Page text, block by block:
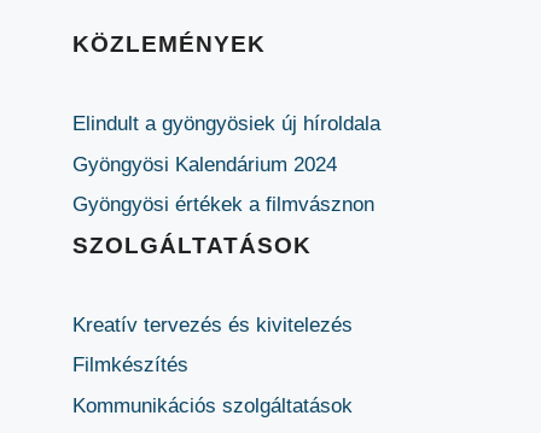
KÖZLEMÉNYEK
Elindult a gyöngyösiek új híroldala
Gyöngyösi Kalendárium 2024
Gyöngyösi értékek a filmvásznon
SZOLGÁLTATÁSOK
Kreatív tervezés és kivitelezés
Filmkészítés
Kommunikációs szolgáltatások